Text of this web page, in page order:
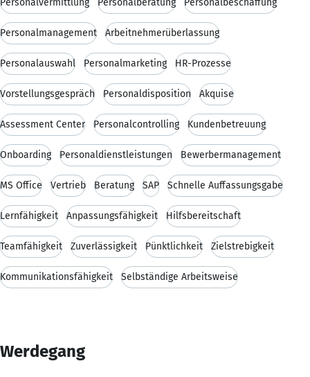
Personalmanagement Arbeitnehmerüberlassung
Personalauswahl Personalmarketing HR-Prozesse
Vorstellungsgespräch Personaldisposition Akquise
Assessment Center Personalcontrolling Kundenbetreuung
Onboarding Personaldienstleistungen Bewerbermanagement
MS Office Vertrieb Beratung SAP Schnelle Auffassungsgabe
Lernfähigkeit Anpassungsfähigkeit Hilfsbereitschaft
Teamfähigkeit Zuverlässigkeit Pünktlichkeit Zielstrebigkeit
Kommunikationsfähigkeit Selbständige Arbeitsweise
Werdegang